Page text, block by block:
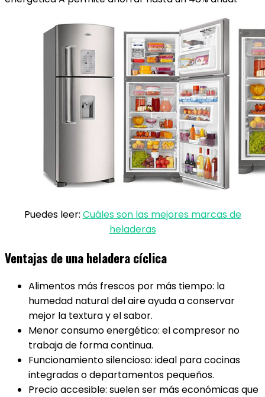
Puedes leer: Cuáles son las mejores marcas de
heladeras
Ventajas de una heladera cíclica
Alimentos más frescos por más tiempo: la
humedad natural del aire ayuda a conservar
mejor la textura y el sabor.
Menor consumo energético: el compresor no
trabaja de forma continua.
Funcionamiento silencioso: ideal para cocinas
integradas o departamentos pequeños.
Precio accesible: suelen ser más económicas que